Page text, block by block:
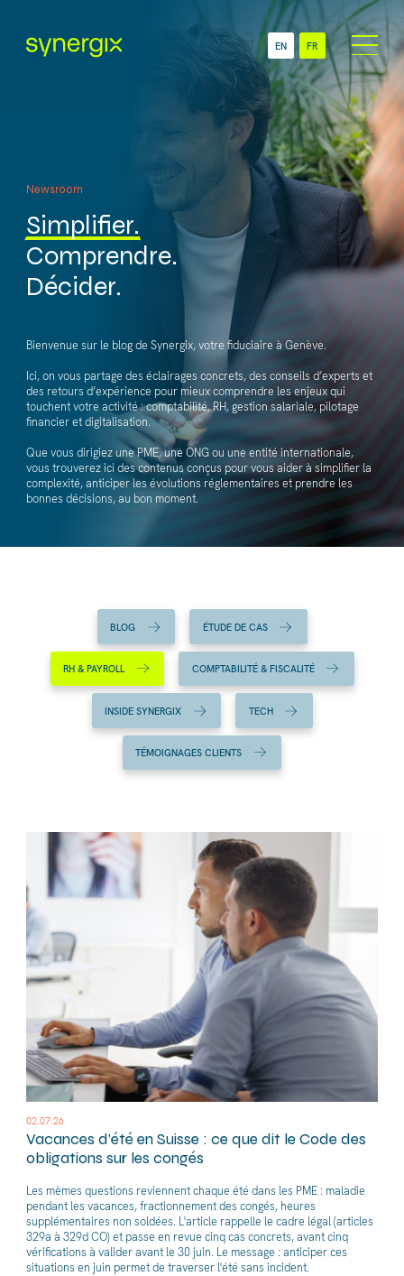
Comptabilité & Gestion
Administration RH &
Gestion des salaires
Technologie
Secteurs
ONG
PME
Multinationales
Succursales & Filiales
Suisses
Newsroom
EN FR
Newsroom
Simplifier.
Comprendre.
Décider.
Bienvenue sur le blog de Synergix, votre fiduciaire à Genève.
Ici, on vous partage des éclairages concrets, des conseils d’experts et
des retours d’expérience pour mieux comprendre les enjeux qui
touchent votre activité : comptabilité, RH, gestion salariale, pilotage
financier et digitalisation.
Que vous dirigiez une PME, une ONG ou une entité internationale,
vous trouverez ici des contenus conçus pour vous aider à simplifier la
complexité, anticiper les évolutions réglementaires et prendre les
bonnes décisions, au bon moment.
BLOG ÉTUDE DE CAS
RH & PAYROLL COMPTABILITÉ & FISCALITÉ
INSIDE SYNERGIX TECH
TÉMOIGNAGES CLIENTS
02.07.26
Vacances d'été en Suisse : ce que dit le Code des
obligations sur les congés
Les mêmes questions reviennent chaque été dans les PME : maladie
pendant les vacances, fractionnement des congés, heures
supplémentaires non soldées. L'article rappelle le cadre légal (articles
329a à 329d CO) et passe en revue cinq cas concrets, avant cinq
vérifications à valider avant le 30 juin. Le message : anticiper ces
situations en juin permet de traverser l'été sans incident.